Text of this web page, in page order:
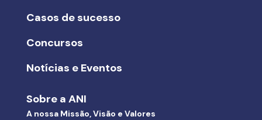
Casos de sucesso
Concursos
Notícias e Eventos
Sobre a ANI
A nossa Missão, Visão e Valores